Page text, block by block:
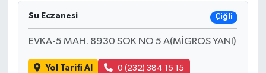
Su Eczanesi Çiğli
EVKA-5 MAH. 8930 SOK NO 5 A(MİGROS YANI)
Yol Tarifi Al 0 (232) 384 15 15